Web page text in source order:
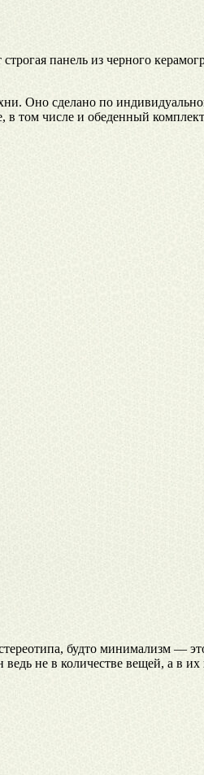
панель из черного
Оно сделано по
в том числе и обеденный
будто минимализм —
не в количестве вещей, а в